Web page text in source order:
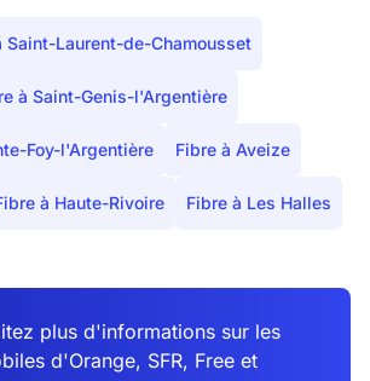
Saint-Laurent-de-Chamousset
à Saint-Genis-l'Argentière
Foy-l'Argentière Fibre à Aveize
à Haute-Rivoire Fibre à Les Halles
plus d'informations sur les
d'Orange, SFR, Free et